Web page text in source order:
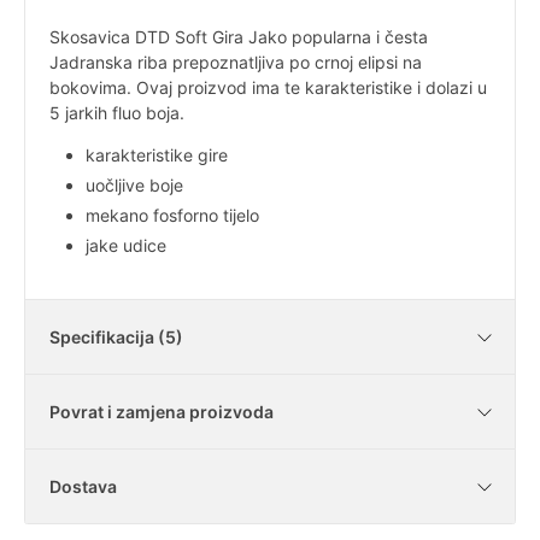
Skosavica DTD Soft Gira Jako popularna i česta
Jadranska riba prepoznatljiva po crnoj elipsi na
bokovima. Ovaj proizvod ima te karakteristike i dolazi u
5 jarkih fluo boja.
karakteristike gire
uočljive boje
mekano fosforno tijelo
jake udice
Specifikacija (5)
Tijelo
Povrat i zamjena proizvoda
Dostava